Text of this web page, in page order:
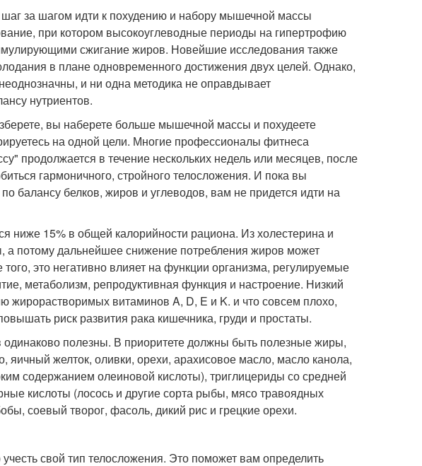
за шагом идти к похудению и набору мышечной массы
при котором высокоуглеводные периоды на гипертрофию
сжигание жиров. Новейшие исследования также
в плане одновременного достижения двух целей. Однако,
и ни одна методика не оправдывает
нутриентов.
вы наберете больше мышечной массы и похудеете
на одной цели. Многие профессионалы фитнеса
продолжается в течение нескольких недель или месяцев, после
гармоничного, стройного телосложения. И пока вы
балансу белков, жиров и углеводов, вам не придется идти на
ниже 15% в общей калорийности рациона. Из холестерина и
а потому дальнейшее снижение потребления жиров может
это негативно влияет на функции организма, регулируемые
метаболизм, репродуктивная функция и настроение. Низкий
жирорастворимых витаминов A, D, E и K. и что совсем плохо,
риск развития рака кишечника, груди и простаты.
полезны. В приоритете должны быть полезные жиры,
желток, оливки, орехи, арахисовое масло, масло канола,
содержанием олеиновой кислоты), триглицериды со средней
кислоты (лосось и другие сорта рыбы, мясо травоядных
соевый творог, фасоль, дикий рис и грецкие орехи.
свой тип телосложения. Это поможет вам определить